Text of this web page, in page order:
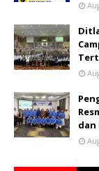
dan